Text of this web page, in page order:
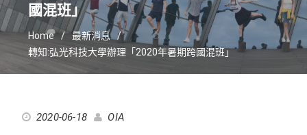
國混班」
Home
最新消息
轉知:弘光科技大學辦理「2020年暑期跨國混班」
2020-06-18 OIA